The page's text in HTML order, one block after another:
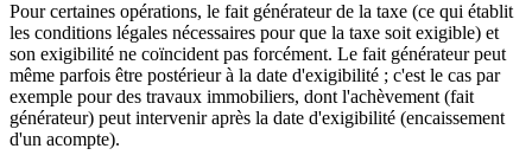
Pour certaines opérations, le fait générateur de la taxe (ce qui établit
les conditions légales nécessaires pour que la taxe soit exigible) et
son exigibilité ne coïncident pas forcément. Le fait générateur peut
même parfois être postérieur à la date d'exigibilité ; c'est le cas par
exemple pour des travaux immobiliers, dont l'achèvement (fait
générateur) peut intervenir après la date d'exigibilité (encaissement
d'un acompte).